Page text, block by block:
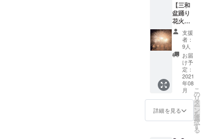
【三和
盆踊り
花火大
会応援
コー
ス】 ・
メール
にて、
三和盆
踊り花
火大会
実行委
員会か
らお礼
メッ
支援
者：
9人
お届
け予
定：
2021
年08
月
詳細を見る
こ
の
リ
タ
ー
ン
を
選
択
す
る